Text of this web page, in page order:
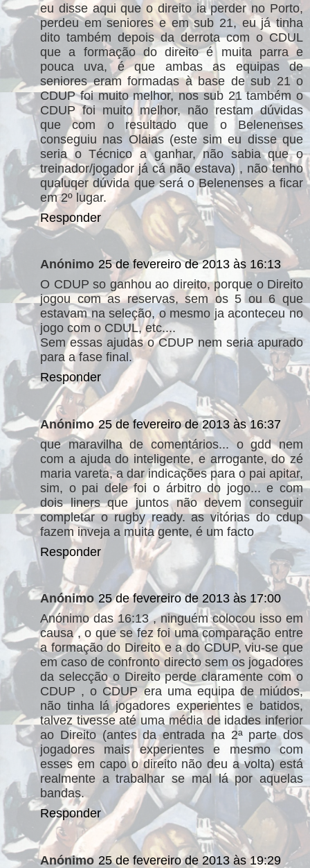
eu disse aqui que o direito ia perder no Porto,
perdeu em seniores e em sub 21, eu já tinha
dito também depois da derrota com o CDUL
que a formação do direito é muita parra e
pouca uva, é que ambas as equipas de
seniores eram formadas à base de sub 21 o
CDUP foi muito melhor, nos sub 21 também o
CDUP foi muito melhor, não restam dúvidas
que com o resultado que o Belenenses
conseguiu nas Olaias (este sim eu disse que
seria o Técnico a ganhar, não sabia que o
treinador/jogador já cá não estava) , não tenho
qualuqer dúvida que será o Belenenses a ficar
em 2º lugar.
Responder
Anónimo 25 de fevereiro de 2013 às 16:13
O CDUP so ganhou ao direito, porque o Direito
jogou com as reservas, sem os 5 ou 6 que
estavam na seleção, o mesmo ja aconteceu no
jogo com o CDUL, etc....
Sem essas ajudas o CDUP nem seria apurado
para a fase final.
Responder
Anónimo 25 de fevereiro de 2013 às 16:37
que maravilha de comentários... o gdd nem
com a ajuda do inteligente, e arrogante, do zé
maria vareta, a dar indicações para o pai apitar,
sim, o pai dele foi o árbitro do jogo... e com
dois liners que juntos não devem conseguir
completar o rugby ready. as vitórias do cdup
fazem inveja a muita gente, é um facto
Responder
Anónimo 25 de fevereiro de 2013 às 17:00
Anónimo das 16:13 , ninguém colocou isso em
causa , o que se fez foi uma comparação entre
a formação do Direito e a do CDUP, viu-se que
em caso de confronto directo sem os jogadores
da selecção o Direito perde claramente com o
CDUP , o CDUP era uma equipa de miúdos,
não tinha lá jogadores experientes e batidos,
talvez tivesse até uma média de idades inferior
ao Direito (antes da entrada na 2ª parte dos
jogadores mais experientes e mesmo com
esses em capo o direito não deu a volta) está
realmente a trabalhar se mal lá por aquelas
bandas.
Responder
Anónimo 25 de fevereiro de 2013 às 19:29